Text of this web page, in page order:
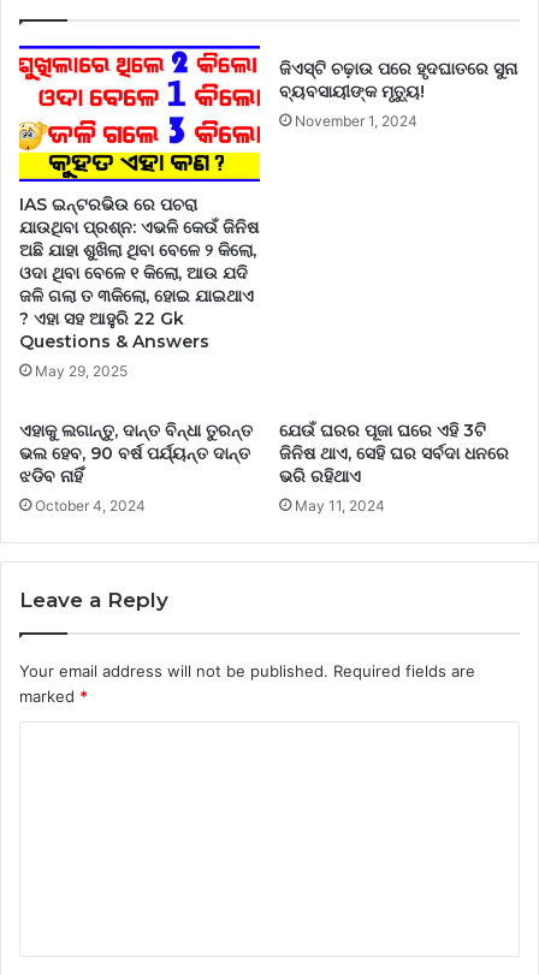
IAS ଇନ୍ଟରଭିଉ ରେ ପଚରା
ଯାଉଥିବା ପ୍ରଶ୍ନ: ଏଭଳି କେଉଁ ଜିନିଷ
ଅଛି ଯାହା ଶୁଖିଲା ଥିବା ବେଳେ ୨ କିଲୋ,
ଓଦା ଥିବା ବେଳେ ୧ କିଲୋ, ଆଉ ଯଦି
ଜଳି ଗଲା ତ ୩କିଲୋ, ହୋଇ ଯାଇଥାଏ
? ଏହା ସହ ଆହୁରି 22 Gk
Questions & Answers
May 29, 2025
ଜିଏସ୍‌ଟି ଚଢ଼ାଉ ପରେ ହୃଦଘାତରେ ସୁନା
ବ୍ୟବସାୟୀଙ୍କ ମୃତ୍ୟୁ!
November 1, 2024
ଏହାକୁ ଲଗାନ୍ତୁ, ଦାନ୍ତ ବିନ୍ଧା ତୁରନ୍ତ
ଭଲ ହେବ, 90 ବର୍ଷ ପର୍ଯ୍ୟନ୍ତ ଦାନ୍ତ
ଝଡିବ ନାହିଁ
October 4, 2024
ଯେଉଁ ଘରର ପୂଜା ଘରେ ଏହି 3ଟି
ଜିନିଷ ଥାଏ, ସେହି ଘର ସର୍ବଦା ଧନରେ
ଭରି ରହିଥାଏ
May 11, 2024
Leave a Reply
Your email address will not be published. Required fields are
marked *
t